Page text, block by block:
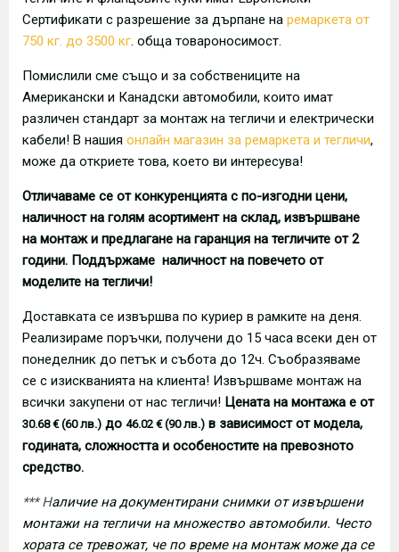
Сертификати с разрешение за дърпане на ремаркета от
750 кг. до 3500 кг. обща товароносимост.
Помислили сме също и за собствениците на
Американски и Канадски автомобили, които имат
различен стандарт за монтаж на тегличи и електрически
кабели! В нашия онлайн магазин за ремаркета и тегличи,
може да откриете това, което ви интересува!
Отличаваме се от конкуренцията с по-изгодни цени,
наличност на голям асортимент на склад, извършване
на монтаж и предлагане на гаранция на тегличите от 2
години. Поддържаме наличност на повечето от
моделите на тегличи!
Доставката се извършва по куриер в рамките на деня.
Реализираме поръчки, получени до 15 часа всеки ден от
понеделник до петък и събота до 12ч. Съобразяваме
се с изискванията на клиента! Извършваме монтаж на
всички закупени от нас тегличи! Цената на монтажа е от
30.68 € (60 лв.) до 46.02 € (90 лв.) в зависимост от модела,
годината, сложността и особеностите на превозното
средство.
*** Наличие на документирани снимки от извършени
монтажи на тегличи на множество автомобили. Често
хората се тревожат, че по време на монтаж може да се